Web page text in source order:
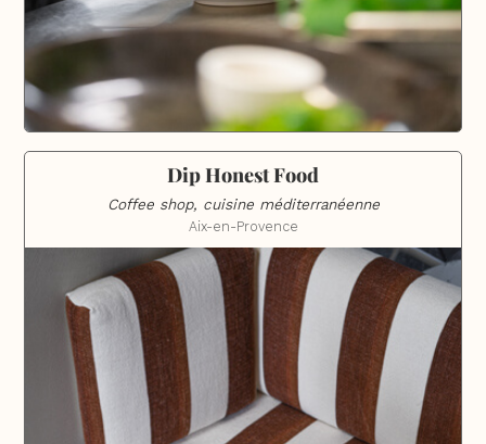
Dip Honest Food
Coffee shop, cuisine méditerranéenne
Aix-en-Provence